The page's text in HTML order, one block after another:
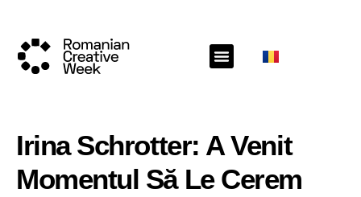
Irina Schrotter: A Venit
Momentul Să Le Cerem